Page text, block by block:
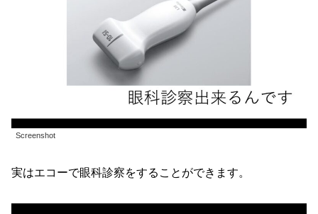
Screenshot
実はエコーで眼科診察をすることができます。